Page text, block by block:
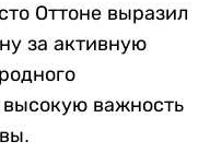
Оттоне выразил
за активную
высокую важность